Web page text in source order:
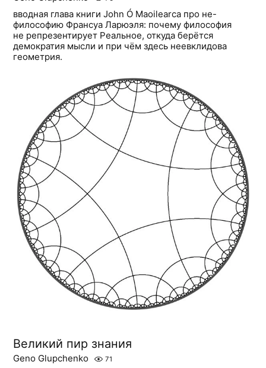
вводная глава книги John Ó Maoilearca про не-
философию Франсуа Ларюэля: почему философия
не репрезентирует Реальное, откуда берётся
демократия мысли и при чём здесь неевклидова
геометрия.
Великий пир знания
Geno Glupchenko 71